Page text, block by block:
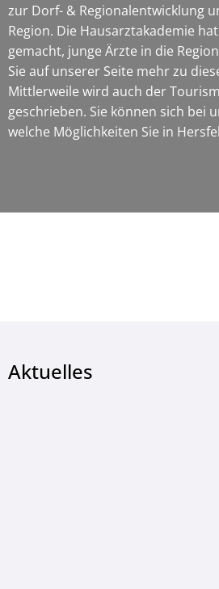
zur Dorf- & Regionalentwicklung
Region. Die Hausarztakademie
gemacht, junge Ärzte in die
Sie auf unserer Seite mehr zu
Mittlerweile wird auch der
geschrieben. Sie können sich bei
welche Möglichkeiten Sie in
Aktuelles